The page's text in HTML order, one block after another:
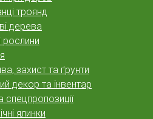
троянд
дерева
рослини
захист та ґрунти
декор та інвентар
спецпропозиції
ялинки